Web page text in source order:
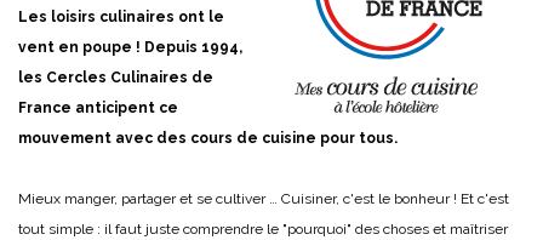
Les loisirs culinaires ont le
vent en poupe ! Depuis 1994,
les Cercles Culinaires de
France anticipent ce
mouvement avec des cours de cuisine pour tous.
Mieux manger, partager et se cultiver … Cuisiner, c'est le bonheur ! Et c'est
tout simple : il faut juste comprendre le "pourquoi" des choses et maîtriser